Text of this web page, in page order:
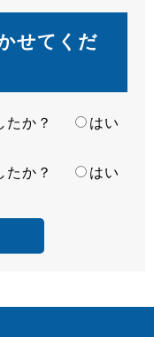
せてくだ
たか？
はい
たか？
はい